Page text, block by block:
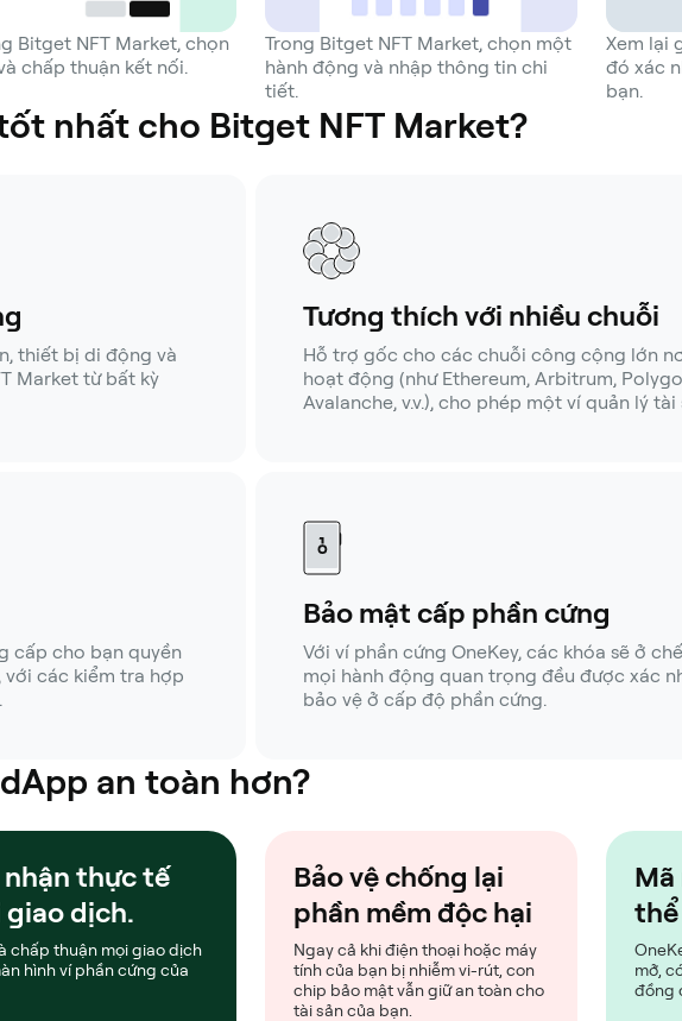
Bitget NFT Market, chọn
chấp thuận kết nối.
Trong Bitget NFT Market, chọn một
hành động và nhập thông tin chi
tiết.
Xem lại
đó xác
bạn.
nhất cho Bitget NFT Market?
thiết bị di động và
Market từ bất kỳ
Tương thích với nhiều chuỗi
Hỗ trợ gốc cho các chuỗi công cộng lớn
hoạt động (như Ethereum, Arbitrum,
Avalanche, v.v.), cho phép một ví quản lý tài
cấp cho bạn quyền
các kiểm tra hợp
Bảo mật cấp phần cứng
Với ví phần cứng OneKey, các khóa sẽ ở
mọi hành động quan trọng đều được xác
bảo vệ ở cấp độ phần cứng.
an toàn hơn?
nhận thực tế
giao dịch.
chấp thuận mọi giao dịch
hình ví phần cứng của
Bảo vệ chống lại
phần mềm độc hại
Ngay cả khi điện thoại hoặc máy
tính của bạn bị nhiễm vi-rút, con
chip bảo mật vẫn giữ an toàn cho
tài sản của bạn.
thể
mở,
đồng